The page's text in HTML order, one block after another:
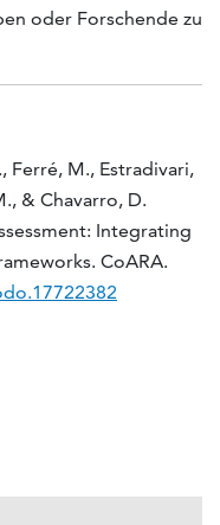
oder Forschende zu
Ferré, M., Estradivari,
& Chavarro, D.
Integrating
CoARA.